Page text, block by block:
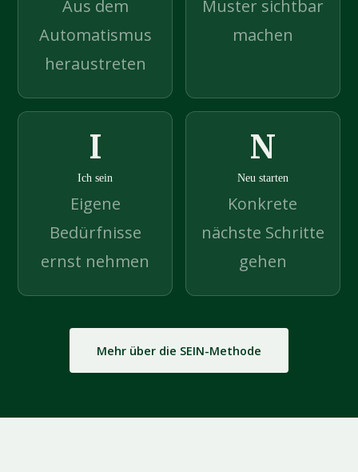
Aus dem
Automatismus
heraustreten
Muster sichtbar
machen
I
Ich sein
Eigene
Bedürfnisse
ernst nehmen
N
Neu starten
Konkrete
nächste Schritte
gehen
Mehr über die SEIN-Methode